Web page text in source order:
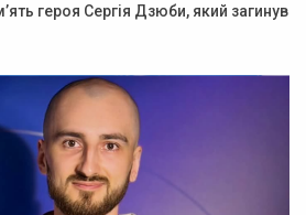
героя Сергія Дзюби, який загинув